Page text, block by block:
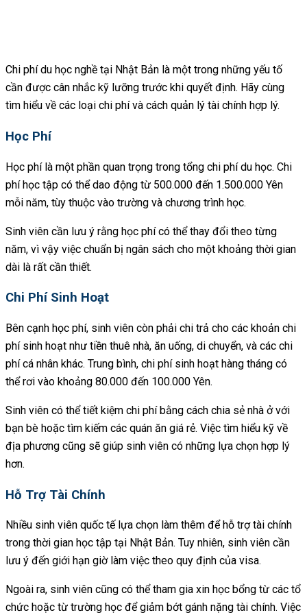
Chi phí du học nghề tại Nhật Bản là một trong những yếu tố
cần được cân nhắc kỹ lưỡng trước khi quyết định. Hãy cùng
tìm hiểu về các loại chi phí và cách quản lý tài chính hợp lý.
Học Phí
Học phí là một phần quan trọng trong tổng chi phí du học. Chi
phí học tập có thể dao động từ 500.000 đến 1.500.000 Yên
mỗi năm, tùy thuộc vào trường và chương trình học.
Sinh viên cần lưu ý rằng học phí có thể thay đổi theo từng
năm, vì vậy việc chuẩn bị ngân sách cho một khoảng thời gian
dài là rất cần thiết.
Chi Phí Sinh Hoạt
Bên cạnh học phí, sinh viên còn phải chi trả cho các khoản chi
phí sinh hoạt như tiền thuê nhà, ăn uống, di chuyển, và các chi
phí cá nhân khác. Trung bình, chi phí sinh hoạt hàng tháng có
thể rơi vào khoảng 80.000 đến 100.000 Yên.
Sinh viên có thể tiết kiệm chi phí bằng cách chia sẻ nhà ở với
bạn bè hoặc tìm kiếm các quán ăn giá rẻ. Việc tìm hiểu kỹ về
địa phương cũng sẽ giúp sinh viên có những lựa chọn hợp lý
hơn.
Hỗ Trợ Tài Chính
Nhiều sinh viên quốc tế lựa chọn làm thêm để hỗ trợ tài chính
trong thời gian học tập tại Nhật Bản. Tuy nhiên, sinh viên cần
lưu ý đến giới hạn giờ làm việc theo quy định của visa.
Ngoài ra, sinh viên cũng có thể tham gia xin học bổng từ các tổ
chức hoặc từ trường học để giảm bớt gánh nặng tài chính. Việc